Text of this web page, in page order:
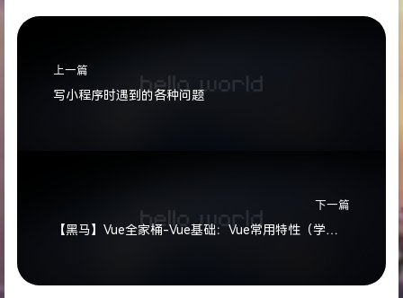
上一篇
写小程序时遇到的各种问题
下一篇
【黑马】Vue全家桶-Vue基础：Vue常用特性（学习打卡02）